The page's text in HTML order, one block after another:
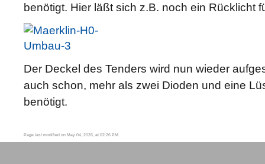
benötigt. Hier läßt sich z.B. noch ein Rücklicht
Der Deckel des Tenders wird nun wieder
auch schon, mehr als zwei Dioden und eine
benötigt.
Page last modified on May 04, 2026, at 02:26 PM.